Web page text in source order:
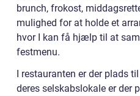
brunch, frokost,
mulighed for at holde et
hvor I kan få hjælp til at
festmenu.
I restauranten er der plads
deres selskabslokale er der